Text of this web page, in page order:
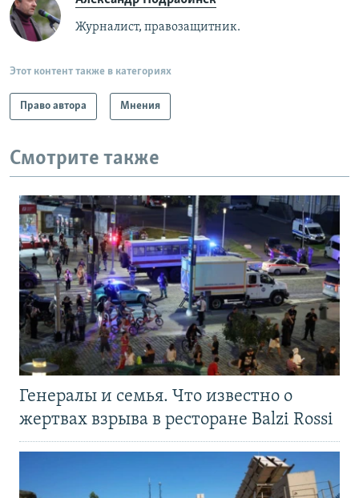
Журналист, правозащитник.
Этот контент также в категориях
Право автора Мнения
Смотрите также
Генералы и семья. Что известно о
жертвах взрыва в ресторане Balzi Rossi